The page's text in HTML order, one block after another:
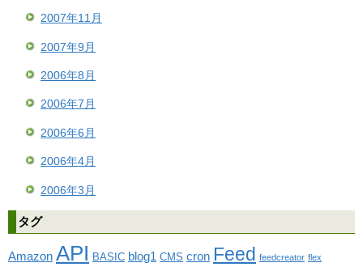
2007年11月
2007年9月
2006年8月
2006年7月
2006年6月
2006年4月
2006年3月
タグ
Amazon API BASIC blog1 CMS cron Feed feedcreator flex